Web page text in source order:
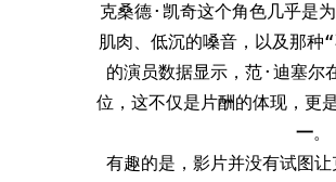
克桑德·凯奇这个角色几乎是
肌肉、低沉的嗓音，以及那种
的演员数据显示，范·迪塞
位，这不仅是片酬的体现，更
一。
有趣的是，影片并没有试图